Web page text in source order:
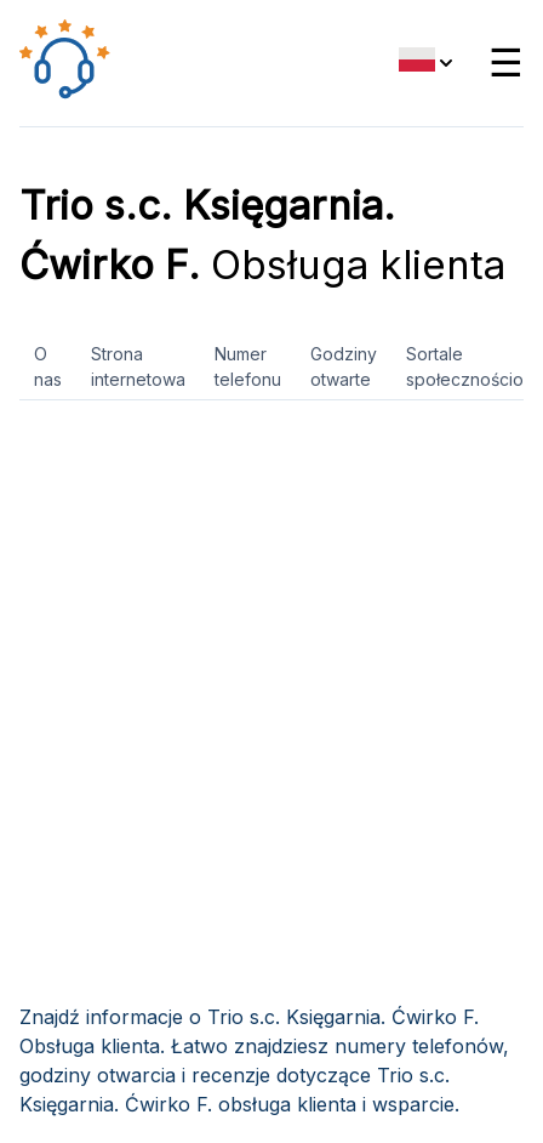
☰
Trio s.c. Księgarnia.
Ćwirko F. Obsługa klienta
O
nas
Strona
internetowa
Numer
telefonu
Godziny
otwarte
Sortale
Znajdź informacje o Trio s.c. Księgarnia. Ćwirko F.
Obsługa klienta. Łatwo znajdziesz numery telefonów,
godziny otwarcia i recenzje dotyczące Trio s.c.
Księgarnia. Ćwirko F. obsługa klienta i wsparcie.